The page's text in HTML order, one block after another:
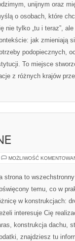
unijnym oraz
o osobach, które
nie tylko „tu i teraz”,
jak zmieniają
podopiecznych,
To miejsce
z różnych krajów
MOŻLIWOŚĆ
strona to
temu, co w
w konstrukcjach:
interesuje Cię
konstrukcja dachu,
znajdziesz tu